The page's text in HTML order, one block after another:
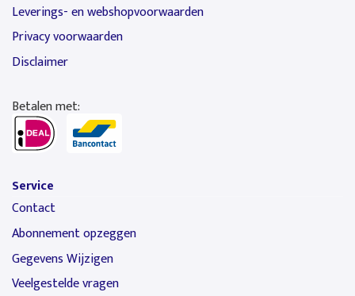
Leverings- en webshopvoorwaarden
Privacy voorwaarden
Disclaimer
Betalen met:
Service
Contact
Abonnement opzeggen
Gegevens Wijzigen
Veelgestelde vragen